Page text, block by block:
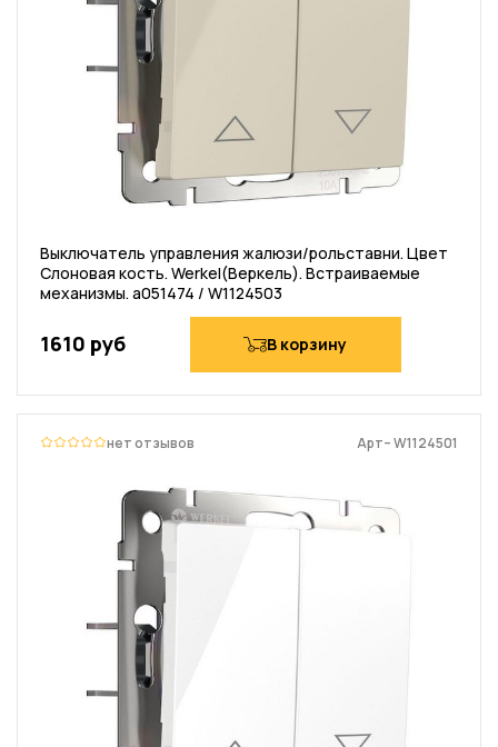
Выключатель управления жалюзи/рольставни. Цвет
Слоновая кость. Werkel(Веркель). Встраиваемые
механизмы. a051474 / W1124503
1610 руб В корзину
нет отзывов Арт– W1124501